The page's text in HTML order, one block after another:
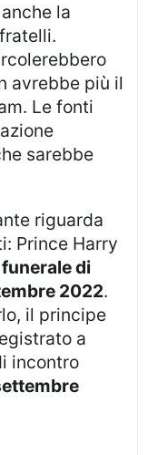
avrebbe più il
Le fonti
sarebbe
Prince Harry
funerale di
2022.
il principe
a
incontro